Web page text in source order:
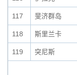
117 斐济群岛
118 斯里兰卡
119 突尼斯